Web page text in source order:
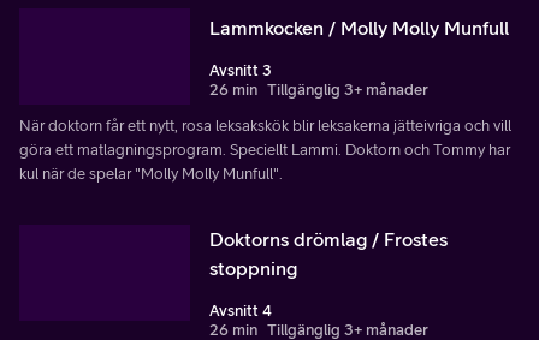
Lammkocken / Molly Molly Munfull
Avsnitt 3
26 min Tillgänglig 3+ månader
När doktorn får ett nytt, rosa leksakskök blir leksakerna jätteivriga och vill
göra ett matlagningsprogram. Speciellt Lammi. Doktorn och Tommy har
kul när de spelar "Molly Molly Munfull".
Doktorns drömlag / Frostes
stoppning
Avsnitt 4
26 min Tillgänglig 3+ månader